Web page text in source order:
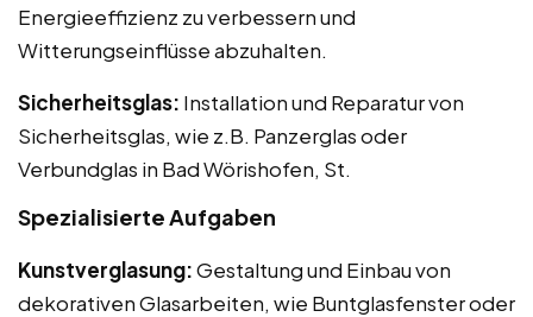
Energieeffizienz zu verbessern und
Witterungseinflüsse abzuhalten.
Sicherheitsglas: Installation und Reparatur von
Sicherheitsglas, wie z.B. Panzerglas oder
Verbundglas in Bad Wörishofen, St.
Spezialisierte Aufgaben
Kunstverglasung:Gestaltung und Einbau von
dekorativen Glasarbeiten, wie Buntglasfenster oder